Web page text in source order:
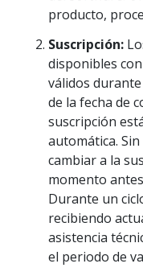
producto,
Suscripción:
disponibles
válidos
de la fecha de
suscripción
automática.
cambiar a la
momento
Durante un
recibiendo
asistencia
el periodo de